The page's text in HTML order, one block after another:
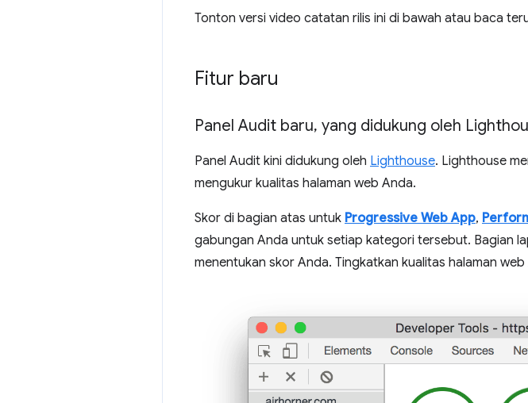
Tonton versi video catatan rilis ini di bawah atau baca
Fitur baru
Panel Audit baru, yang didukung oleh
Panel Audit kini didukung oleh Lighthouse. Lighthouse
mengukur kualitas halaman web Anda.
Skor di bagian atas untuk Progressive Web App,
gabungan Anda untuk setiap kategori tersebut. Bagian
menentukan skor Anda. Tingkatkan kualitas halaman